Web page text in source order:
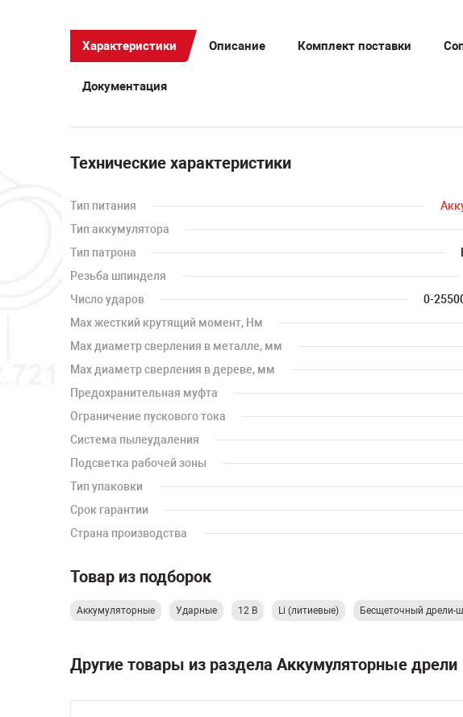
Характеристики Описание Комплект поставки
Документация
Технические характеристики
Тип питания
Тип аккумулятора
Тип патрона
Резьба шпинделя
Число ударов
0-
Мах жесткий крутящий момент, Нм
Мах диаметр сверления в металле, мм
Мах диаметр сверления в дереве, мм
Предохранительная муфта
Ограничение пускового тока
Система пылеудаления
Подсветка рабочей зоны
Тип упаковки
Срок гарантии
Страна производства
Товар из подборок
Аккумуляторные Ударные 12 В Li (литиевые) Бесщеточный дрели-
Другие товары из раздела Аккумуляторные дрели